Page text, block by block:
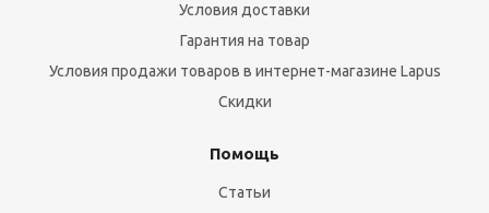
Условия доставки
Гарантия на товар
Условия продажи товаров в интернет-магазине Lapus
Скидки
Помощь
Статьи